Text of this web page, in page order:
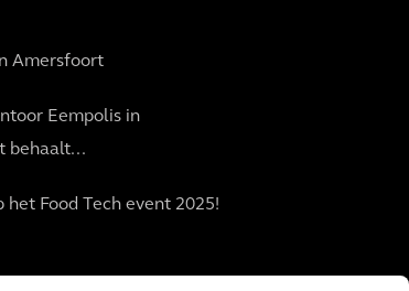
Amersfoort
Eempolis in
behaalt...
het Food Tech event 2025!